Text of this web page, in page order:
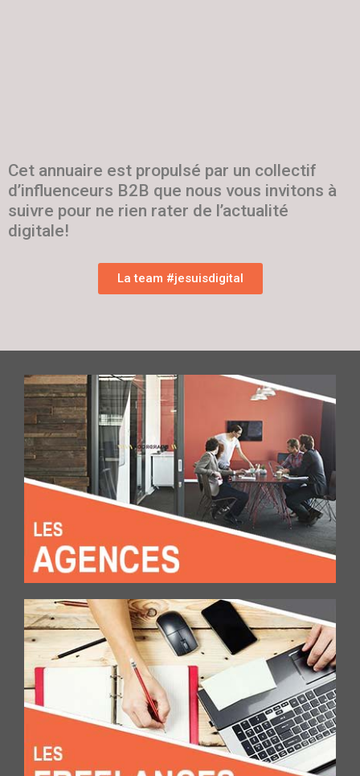
Cet annuaire est propulsé par un collectif
d’influenceurs B2B que nous vous invitons à
suivre pour ne rien rater de l’actualité
digitale!
La team #jesuisdigital